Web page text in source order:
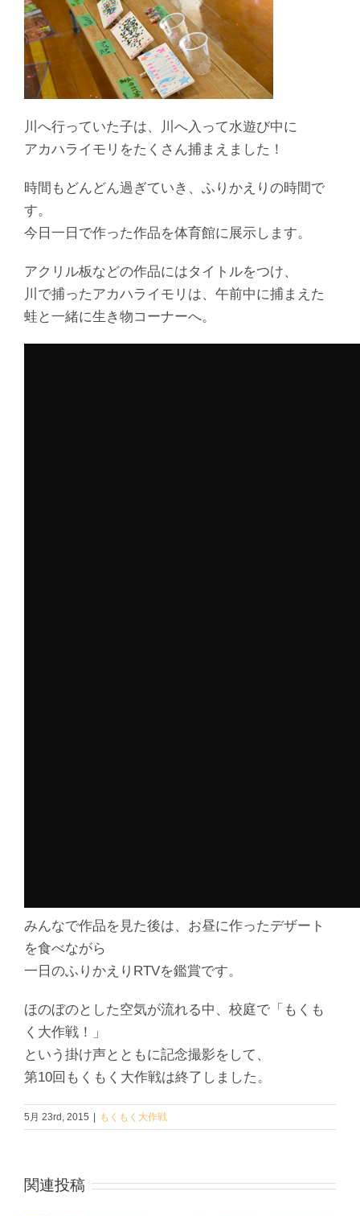
川へ行っていた子は、川へ入って水遊び中に
アカハライモリをたくさん捕まえました！
時間もどんどん過ぎていき、ふりかえりの時間で
す。
今日一日で作った作品を体育館に展示します。
アクリル板などの作品にはタイトルをつけ、
川で捕ったアカハライモリは、午前中に捕まえた
蛙と一緒に生き物コーナーへ。
みんなで作品を見た後は、お昼に作ったデザート
を食べながら
一日のふりかえりRTVを鑑賞です。
ほのぼのとした空気が流れる中、校庭で「もくも
く大作戦！」
という掛け声とともに記念撮影をして、
第10回もくもく大作戦は終了しました。
5月 23rd, 2015 もくもく大作戦
関連投稿